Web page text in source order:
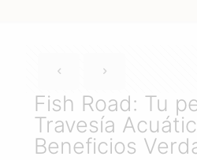
Fish Road: Tu
Travesía
Beneficios